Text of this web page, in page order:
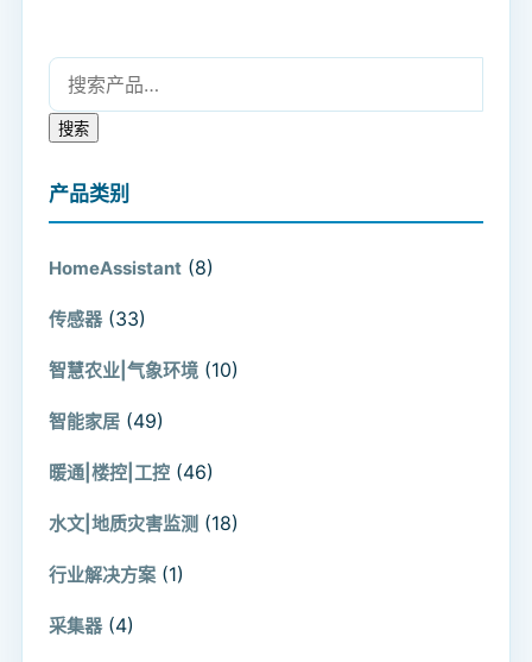
搜索：
搜索
产品类别
HomeAssistant (8)
传感器 (33)
智慧农业|气象环境 (10)
智能家居 (49)
暖通|楼控|工控 (46)
水文|地质灾害监测 (18)
行业解决方案 (1)
采集器 (4)